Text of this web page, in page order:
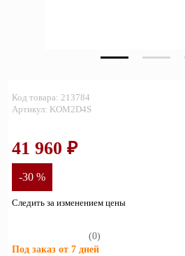
Декор
О нас
Наши салоны
Дизайнерам и архитекторам
Обратный звонок
Код товара: 213784
Артикул: KOM2D4S
41 960 ₽
-30 %
Следить за изменением цены
(0)
Под заказ от 7 дней